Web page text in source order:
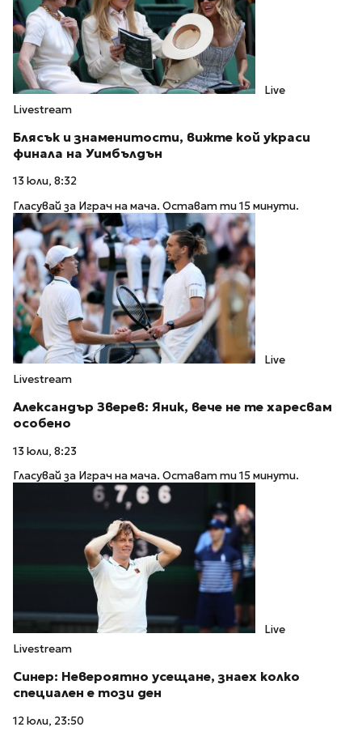
Live
Livestream
Блясък и знаменитости, вижте кой украси
финала на Уимбълдън
13 юли, 8:32
Гласувай за Играч на мача. Остават ти 15 минути.
Live
Livestream
Александър Зверев: Яник, вече не те харесвам
особено
13 юли, 8:23
Гласувай за Играч на мача. Остават ти 15 минути.
Live
Livestream
Синер: Невероятно усещане, знаех колко
специален е този ден
12 юли, 23:50